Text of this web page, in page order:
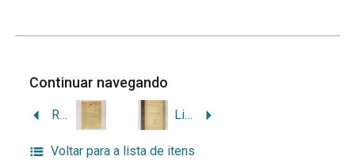
Continuar navegando
Relatório Atuação da CEEE Licitações – coletânea de normativas
Voltar para a lista de itens